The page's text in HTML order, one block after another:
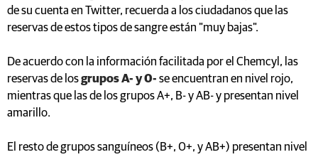
de su cuenta en Twitter, recuerda a los ciudadanos que las
reservas de estos tipos de sangre están "muy bajas".
De acuerdo con la información facilitada por el Chemcyl, las
reservas de losgrupos A- y 0- se encuentran en nivel rojo,
mientras que las de los grupos A+, B- y AB- y presentan nivel
amarillo.
El resto de grupos sanguíneos (B+, 0+, y AB+) presentan nivel